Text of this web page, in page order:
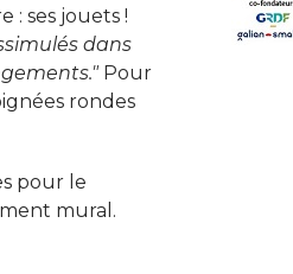
: ses jouets !
dans
Pour
rondes
pour le
mural.